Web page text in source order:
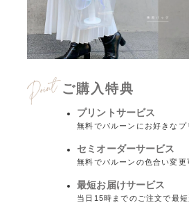
ご購入特典
プリントサービス
無料でバルーンにお好きなプ
セミオーダーサービス
無料でバルーンの色合い変更
最短お届けサービス
当日15時までのご注文で最